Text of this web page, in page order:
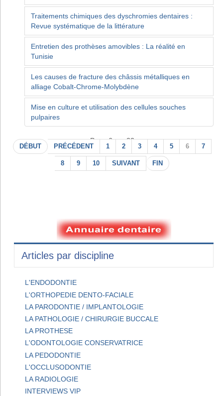
Traitements chimiques des dyschromies dentaires :
Revue systématique de la littérature
Entretien des prothèses amovibles : La réalité en
Tunisie
Les causes de fracture des châssis métalliques en
alliage Cobalt-Chrome-Molybdène
Mise en culture et utilisation des cellules souches
pulpaires
Page 6 sur 22
DÉBUT PRÉCÉDENT 1 2 3 4 5 6 7
8 9 10 SUIVANT FIN
Articles par discipline
L'ENDODONTIE
L'ORTHOPEDIE DENTO-FACIALE
LA PARODONTIE / IMPLANTOLOGIE
LA PATHOLOGIE / CHIRURGIE BUCCALE
LA PROTHESE
L'ODONTOLOGIE CONSERVATRICE
LA PEDODONTIE
L'OCCLUSODONTIE
LA RADIOLOGIE
INTERVIEWS VIP